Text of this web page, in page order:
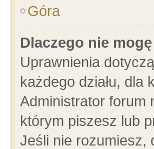
Góra
Dlaczego nie
Uprawnienia
każdego działu, dla
Administrator forum
którym piszesz lub
Jeśli nie rozumiesz,